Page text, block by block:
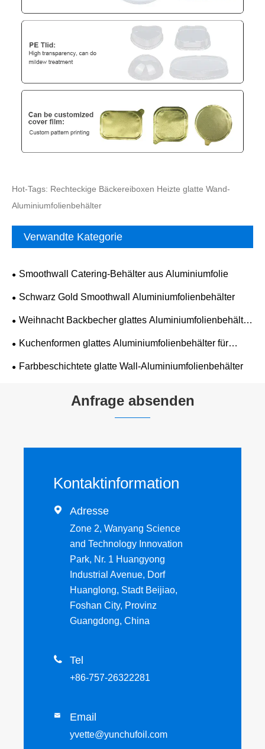
Hot-Tags: Rechteckige Bäckereiboxen Heizte glatte Wand-
Aluminiumfolienbehälter
Verwandte Kategorie
Smoothwall Catering-Behälter aus Aluminiumfolie
Schwarz Gold Smoothwall Aluminiumfolienbehälter
Weihnacht Backbecher glattes Aluminiumfolienbehälter
für Glattwall
Kuchenformen glattes Aluminiumfolienbehälter für
Glattwall
Farbbeschichtete glatte Wall-Aluminiumfolienbehälter
Anfrage absenden
Kontaktinformation
 Adresse
Zone 2, Wanyang Science
and Technology Innovation
Park, Nr. 1 Huangyong
Industrial Avenue, Dorf
Huanglong, Stadt Beijiao,
Foshan City, Provinz
Guangdong, China
 Tel
+86-757-26322281
 Email
yvette@yunchufoil.com